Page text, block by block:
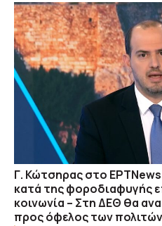
Γ. Κώτσηρας στο
κατά της φοροδιαφυγής
κοινωνία – Στη ΔΕΘ θα
προς όφελος των πολιτών